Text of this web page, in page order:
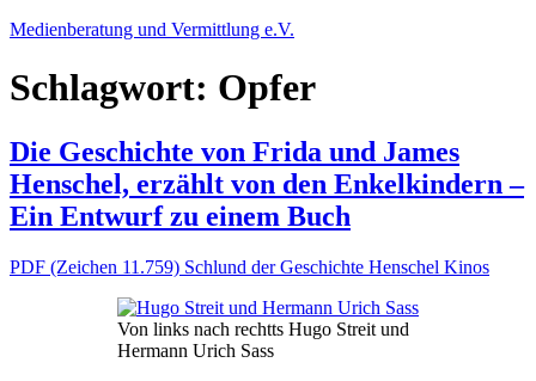
Zum
springen
Medienberatung und Vermittlung e.V.
Schlagwort: Opfer
Die Geschichte von Frida und James
Henschel, erzählt von den Enkelkindern –
Ein Entwurf zu einem Buch
PDF (Zeichen 11.759) Schlund der Geschichte Henschel Kinos
Von links nach rechtts Hugo Streit und
Hermann Urich Sass